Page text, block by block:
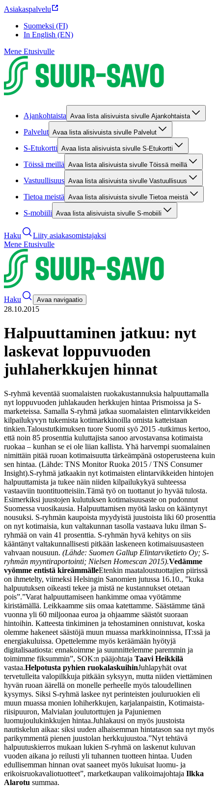
Asiakaspalvelu
Suomeksi (FI)
In English (EN)
Mene Etusivulle
Ajankohtaista Avaa lista alisivuista sivulle Ajankohtaista
Palvelut Avaa lista alisivuista sivulle Palvelut
S-Etukortti Avaa lista alisivuista sivulle S-Etukortti
Töissä meillä Avaa lista alisivuista sivulle Töissä meillä
Vastuullisuus Avaa lista alisivuista sivulle Vastuullisuus
Tietoa meistä Avaa lista alisivuista sivulle Tietoa meistä
S-mobiili Avaa lista alisivuista sivulle S-mobiili
Haku
Liity asiakasomistajaksi
Mene Etusivulle
Haku Avaa navigaatio
28.10.2015
Halpuuttaminen jatkuu: nyt
laskevat loppuvuoden
juhlaherkkujen hinnat
S-ryhmä keventää suomalaisten ruokakustannuksia halpuuttamalla
nyt loppuvuoden juhlakauden herkkujen hintaa Prismoissa ja S-
marketeissa. Samalla S-ryhmä jatkaa suomalaisten elintarvikkeiden
kilpailukyvyn tukemista kotimarkkinoilla omista katteistaan
tinkien.Taloustutkimuksen tuore Suomi syö 2015 -tutkimus kertoo,
että noin 85 prosenttia kuluttajista sanoo arvostavansa kotimaista
ruokaa – kunhan se ei ole liian kallista. Yhä harvempi suomalainen
nimittäin pitää ruoan kotimaisuutta tärkeämpänä ostoperusteena kuin
sen hintaa. (Lähde: TNS Monitor Ruoka 2015 / TNS Consumer
Insight).S-ryhmä jatkaakin nyt kotimaisten elintarvikkeiden hintojen
halpuuttamista ja tukee näin niiden kilpailukykyä suhteessa
vastaaviin tuontituotteisiin.Tämä työ on tuottanut jo hyvää tulosta.
Esimerkiksi juustojen kulutuksen kotimaisuusaste on pudonnut
Suomessa vuosikausia. Halpuuttamisen myötä lasku on kääntynyt
nousuksi. S-ryhmän kaupoista myydyistä juustoista liki 60 prosenttia
on nyt kotimaisia, kun valtakunnan tasolla vastaava luku ilman S-
ryhmää on vain 41 prosenttia. S-ryhmän hyvä kehitys on siis
kääntänyt valtakunnallisesti pitkään laskeneen kotimaisuusasteen
vahvaan nousuun. (Lähde: Suomen Gallup Elintarviketieto Oy; S-
ryhmän myyntiraportointi; Nielsen Homescan 2015).Vedämme
vyömme entistä kireämmälleEtenkin maataloustuottajien piirissä
on ihmetelty, viimeksi Helsingin Sanomien jutussa 16.10., ”kuka
halpuutuksen oikeasti tekee ja mistä ne kustannukset otetaan
pois”.”Varat halpuuttamiseen hankimme omaa vyötämme
kiristämällä. Leikkaamme siis omaa katettamme. Säästämme tänä
vuonna yli 60 miljoonaa euroa ja ohjaamme säästöt suoraan
hintoihin. Katteesta tinkiminen ja tehostaminen onnistuvat, koska
olemme hakeneet säästöjä muun muassa markkinoinnissa, IT:ssä ja
energiakuluissa. Opettelemme myös keräämään hyötyjä
digitalisaatiosta: ennakoimme ja suunnittelemme paremmin ja
toimimme fiksummin”, SOK:n pääjohtaja Taavi Heikkilä
vastaa.Helpotusta pyhien ruokalaskuihinJuhlapyhät ovat
tervetulleita valopilkkuja pitkään syksyyn, mutta niiden viettäminen
hyvän ruoan äärellä on monelle perheelle myös taloudellinen
kysymys. Siksi S-ryhmä laskee nyt perinteisten jouluruokien eli
muun muassa monien lohiherkkujen, karjalanpaistin, Kotimaista-
riisipuuron, Malvialan joulutorttujen ja Pajuniemen
luomujoulukinkkujen hintaa.Juhlakausi on myös juustoista
nautiskelun aikaa: siksi uuden alhaisemman hintatason saa nyt myös
parikymmentä pienen juustolan herkkujuustoa.”Nyt tehtävä
halpuutuskierros mukaan lukien S-ryhmä on laskenut kuluvan
vuoden aikana jo reilusti yli tuhannen tuotteen hintaa. Uuden
edullisemman hinnan ovat saaneet myös lukuisat luomu- ja
erikoisruokavaliotuotteet”, marketkaupan valikoimajohtaja Ilkka
Alarotu summaa.